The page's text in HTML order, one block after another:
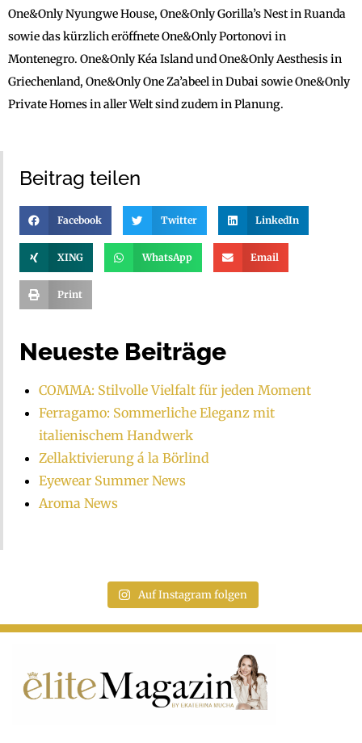
One&Only Nyungwe House, One&Only Gorilla’s Nest in Ruanda
sowie das kürzlich eröffnete One&Only Portonovi in
Montenegro. One&Only Kéa Island und One&Only Aesthesis in
Griechenland, One&Only One Za’abeel in Dubai sowie One&Only
Private Homes in aller Welt sind zudem in Planung.
Beitrag teilen
Facebook Twitter LinkedIn
XING WhatsApp Email
Print
Neueste Beiträge
COMMA: Stilvolle Vielfalt für jeden Moment
Ferragamo: Sommerliche Eleganz mit
italienischem Handwerk
Zellaktivierung á la Börlind
Eyewear Summer News
Aroma News
Auf Instagram folgen